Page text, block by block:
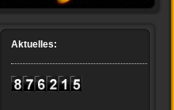
Aktuelles: